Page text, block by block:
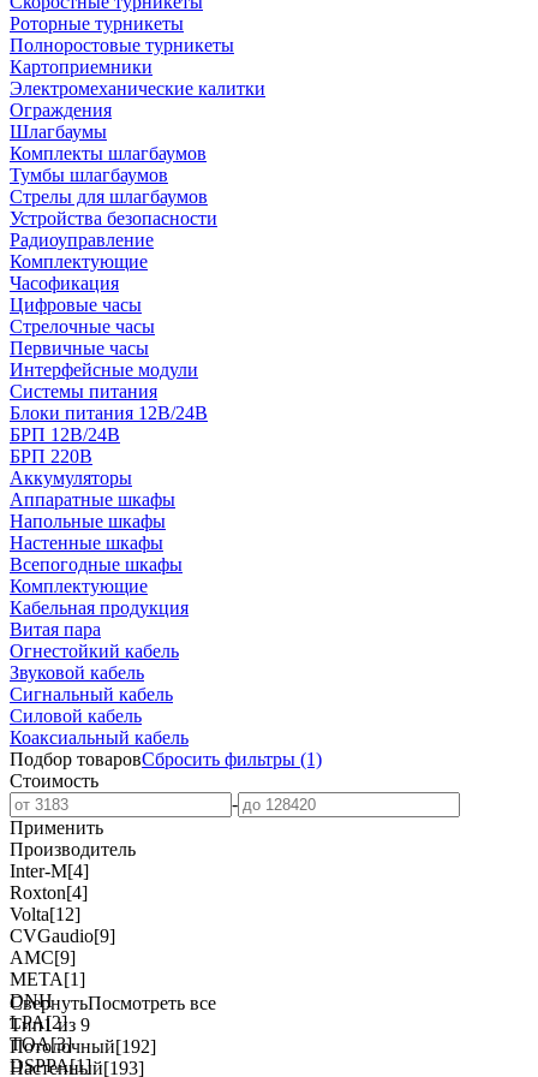
Роторные турникеты
Полноростовые турникеты
Картоприемники
Электромеханические калитки
Ограждения
Шлагбаумы
Комплекты шлагбаумов
Тумбы шлагбаумов
Стрелы для шлагбаумов
Устройства безопасности
Радиоуправление
Комплектующие
Часофикация
Цифровые часы
Стрелочные часы
Первичные часы
Интерфейсные модули
Системы питания
Блоки питания 12В/24В
БРП 12В/24В
БРП 220В
Аккумуляторы
Аппаратные шкафы
Напольные шкафы
Настенные шкафы
Всепогодные шкафы
Комплектующие
Кабельная продукция
Витая пара
Огнестойкий кабель
Звуковой кабель
Сигнальный кабель
Силовой кабель
Коаксиальный кабель
Подбор товаровСбросить фильтры (1)
Стоимость
-
Применить
Производитель
Inter-M[4]
Roxton[4]
Volta[12]
CVGaudio[9]
AMC[9]
МЕТА[1]
DNH
LPA[2]
TOA[3]
DSPPA[1]
СвернутьПосмотреть все
Тип1 из 9
Потолочный[192]
Настенный[193]